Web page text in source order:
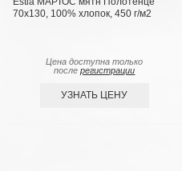
70х130, 100% хлопок, 450 г/м2
Цена доступна только
послерегистрации
УЗНАТЬ ЦЕНУ